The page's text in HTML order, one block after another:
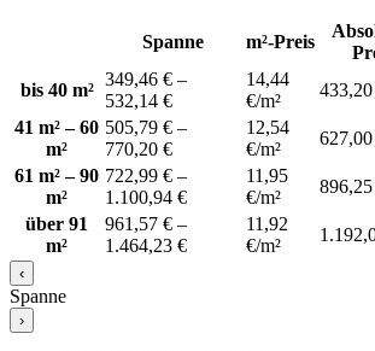
Spanne m²-Preis
bis 40 m²
349,46 € –
532,14 €
14,44
€/m²
41 m² – 60
m²
505,79 € –
770,20 €
12,54
€/m²
61 m² – 90
m²
722,99 € –
1.100,94 €
11,95
€/m²
über 91
m²
961,57 € –
1.464,23 €
11,92
€/m²
‹
Spanne
›